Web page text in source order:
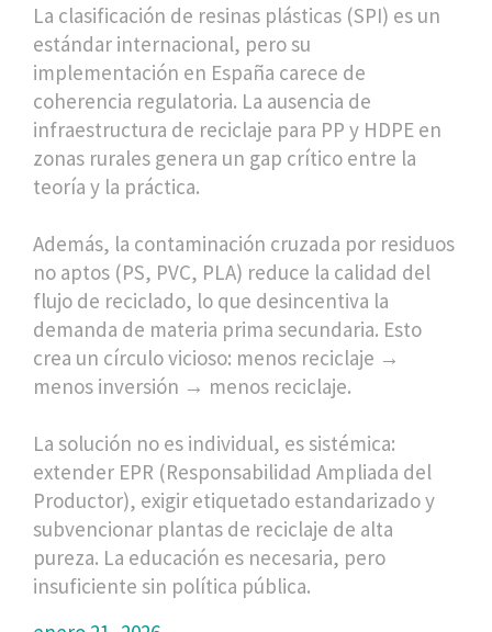
La clasificación de resinas plásticas (SPI) es un
estándar internacional, pero su
implementación en España carece de
coherencia regulatoria. La ausencia de
infraestructura de reciclaje para PP y HDPE en
zonas rurales genera un gap crítico entre la
teoría y la práctica.
Además, la contaminación cruzada por residuos
no aptos (PS, PVC, PLA) reduce la calidad del
flujo de reciclado, lo que desincentiva la
demanda de materia prima secundaria. Esto
crea un círculo vicioso: menos reciclaje →
menos inversión → menos reciclaje.
La solución no es individual, es sistémica:
extender EPR (Responsabilidad Ampliada del
Productor), exigir etiquetado estandarizado y
subvencionar plantas de reciclaje de alta
pureza. La educación es necesaria, pero
insuficiente sin política pública.